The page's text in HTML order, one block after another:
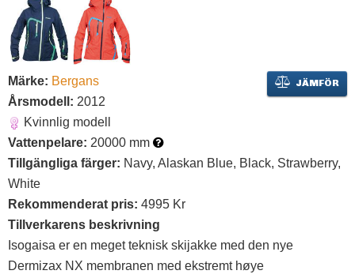
JÄMFÖR
Märke: Bergans
Årsmodell: 2012
Kvinnlig modell
Vattenpelare: 20000 mm
Tillgängliga färger: Navy, Alaskan Blue, Black, Strawberry,
White
Rekommenderat pris: 4995 Kr
Tillverkarens beskrivning
Isogaisa er en meget teknisk skijakke med den nye
Dermizax NX membranen med ekstremt høye